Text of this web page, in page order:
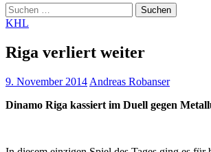
Suchen
nach:
KHL
Riga verliert weiter
9. November 2014 Andreas Robanser
Dinamo Riga kassiert im Duell gegen